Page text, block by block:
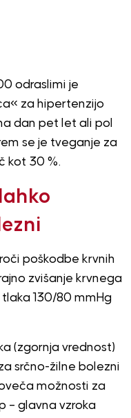
odraslimi je
za hipertenzijo
dan pet let ali pol
se je tveganje za
kot 30 %.
poškodbe krvnih
zvišanje krvnega
130/80 mmHg
(zgornja vrednost)
srčno-žilne bolezni
možnosti za
– glavna vzroka